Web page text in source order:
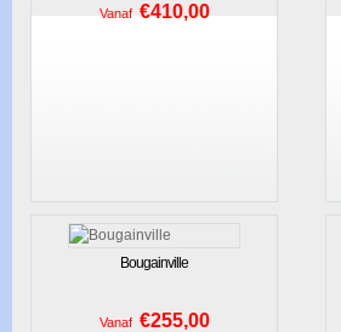
Vanaf €410,00
Bougainville
Vanaf €255,00